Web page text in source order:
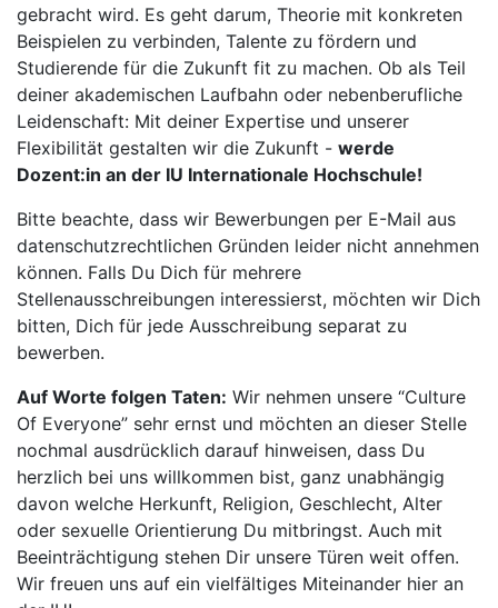
gebracht wird. Es geht darum, Theorie mit konkreten
Beispielen zu verbinden, Talente zu fördern und
Studierende für die Zukunft fit zu machen. Ob als Teil
deiner akademischen Laufbahn oder nebenberufliche
Leidenschaft: Mit deiner Expertise und unserer
Flexibilität gestalten wir die Zukunft - werde
Dozent:in an der IU Internationale Hochschule!
Bitte beachte, dass wir Bewerbungen per E-Mail aus
datenschutzrechtlichen Gründen leider nicht annehmen
können. Falls Du Dich für mehrere
Stellenausschreibungen interessierst, möchten wir Dich
bitten, Dich für jede Ausschreibung separat zu
bewerben.
Auf Worte folgen Taten: Wir nehmen unsere “Culture
Of Everyone” sehr ernst und möchten an dieser Stelle
nochmal ausdrücklich darauf hinweisen, dass Du
herzlich bei uns willkommen bist, ganz unabhängig
davon welche Herkunft, Religion, Geschlecht, Alter
oder sexuelle Orientierung Du mitbringst. Auch mit
Beeinträchtigung stehen Dir unsere Türen weit offen.
Wir freuen uns auf ein vielfältiges Miteinander hier an